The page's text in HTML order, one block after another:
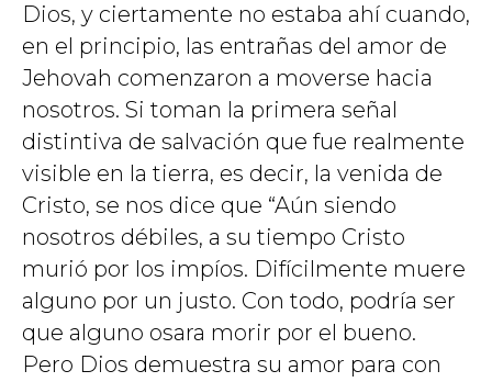
Dios, y ciertamente no estaba ahí cuando,
en el principio, las entrañas del amor de
Jehovah comenzaron a moverse hacia
nosotros. Si toman la primera señal
distintiva de salvación que fue realmente
visible en la tierra, es decir, la venida de
Cristo, se nos dice que “Aún siendo
nosotros débiles, a su tiempo Cristo
murió por los impíos. Difícilmente muere
alguno por un justo. Con todo, podría ser
que alguno osara morir por el bueno.
Pero Dios demuestra su amor para con